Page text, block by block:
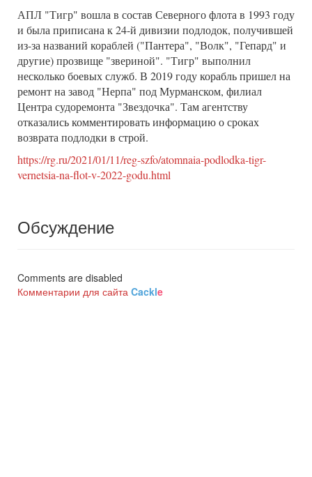
АПЛ "Тигр" вошла в состав Северного флота в 1993 году
и была приписана к 24-й дивизии подлодок, получившей
из-за названий кораблей ("Пантера", "Волк", "Гепард" и
другие) прозвище "звериной". "Тигр" выполнил
несколько боевых служб. В 2019 году корабль пришел на
ремонт на завод "Нерпа" под Мурманском, филиал
Центра судоремонта "Звездочка". Там агентству
отказались комментировать информацию о сроках
возврата подлодки в строй.
https://rg.ru/2021/01/11/reg-szfo/atomnaia-podlodka-tigr-
vernetsia-na-flot-v-2022-godu.html
Обсуждение
Comments are disabled
Комментарии для сайта Cackle